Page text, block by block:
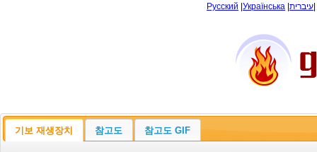
Русский Українська עיברית
기보 재생장치 참고도 참고도 GIF